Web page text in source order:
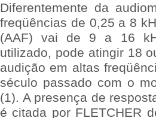
Diferentemente da
freqüências de 0,25 a 8
(AAF) vai de 9 a 16
utilizado, pode atingir 18
audição em altas
século passado com o
(1). A presença de
é citada por FLETCHER